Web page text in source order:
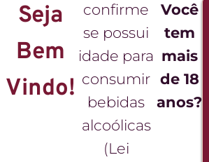
Seja
Bem
Vindo!
confirme
se possui
idade para
consumir
bebidas
alcoólicas
(Lei
Você
tem
mais
de 18
anos?